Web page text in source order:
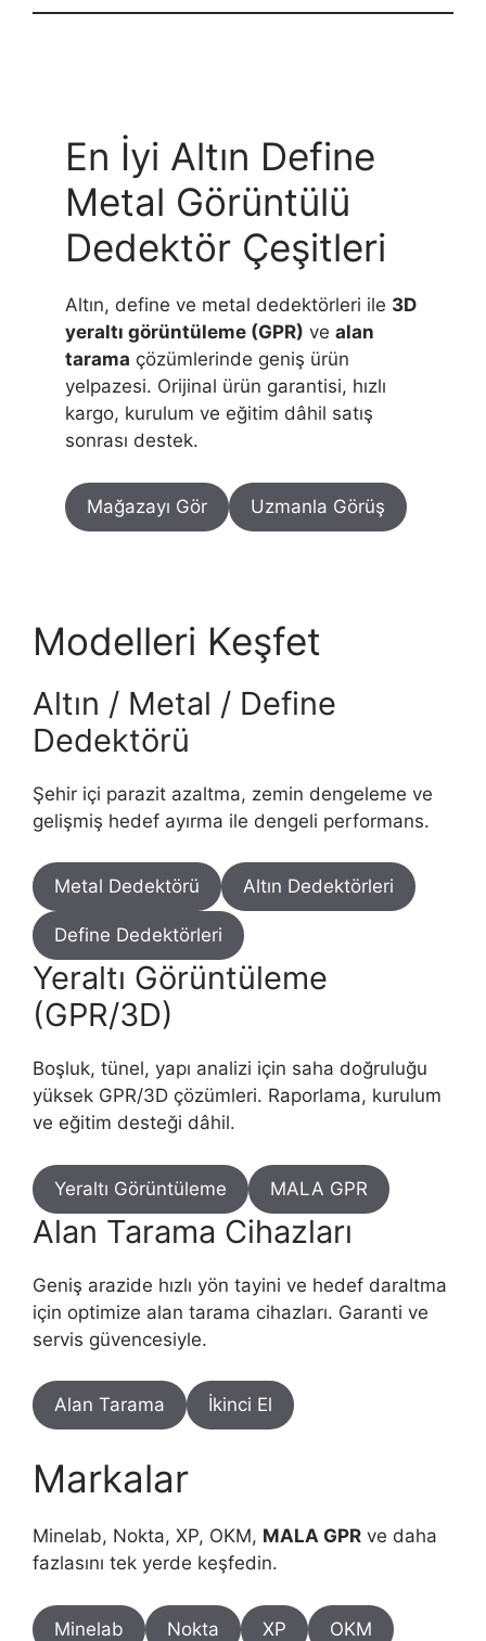
En İyi Altın Define
Metal Görüntülü
Dedektör Çeşitleri
Altın, define ve metal dedektörleri ile 3D
yeraltı görüntüleme (GPR) ve alan
tarama çözümlerinde geniş ürün
yelpazesi. Orijinal ürün garantisi, hızlı
kargo, kurulum ve eğitim dâhil satış
sonrası destek.
Mağazayı Gör Uzmanla Görüş
Modelleri Keşfet
Altın / Metal / Define
Dedektörü
Şehir içi parazit azaltma, zemin dengeleme ve
gelişmiş hedef ayırma ile dengeli performans.
Metal Dedektörü Altın Dedektörleri
Define Dedektörleri
Yeraltı Görüntüleme
(GPR/3D)
Boşluk, tünel, yapı analizi için saha doğruluğu
yüksek GPR/3D çözümleri. Raporlama, kurulum
ve eğitim desteği dâhil.
Yeraltı Görüntüleme MALA GPR
Alan Tarama Cihazları
Geniş arazide hızlı yön tayini ve hedef daraltma
için optimize alan tarama cihazları. Garanti ve
servis güvencesiyle.
Alan Tarama İkinci El
Markalar
Minelab, Nokta, XP, OKM, MALA GPR ve daha
fazlasını tek yerde keşfedin.
Minelab Nokta XP OKM